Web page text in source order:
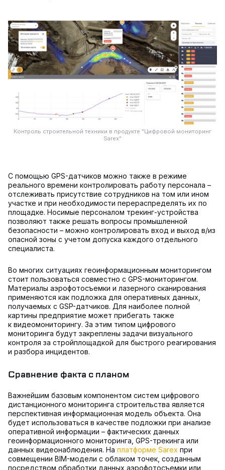
Контроль строительной техники в продукте "Цифровой мониторинг
Sarex"
C помощью GPS-датчиков можно также в режиме
реального времени контролировать работу персонала –
отслеживать присутствие сотрудников на том или ином
участке и при необходимости перераспределять их по
площадке. Носимые персоналом трекинг-устройства
позволяют также решать вопросы промышленной
безопасности – можно контролировать вход и выход в/из
опасной зоны с учетом допуска каждого отдельного
специалиста.
Во многих ситуациях геоинформационным мониторингом
стоит пользоваться совместно с GPS-мониторингом.
Материалы аэрофотосъемки и лазерного сканирования
применяются как подложка для оперативных данных,
получаемых с GSP-датчиков. Для наиболее полной
картины предприятие может прибегать также
к видеомониторингу. За этим типом цифрового
мониторинга будут закреплены задачи визуального
контроля за стройплощадкой для быстрого реагирования
и разбора инцидентов.
Сравнение факта с планом
Важнейшим базовым компонентом систем цифрового
дистанционного мониторинга строительства является
перспективная информационная модель объекта. Она
будет использоваться в качестве подложки при анализе
оперативной информации – фактических данных
геоинформационного мониторинга, GPS-трекинга или
данных видеонаблюдения. На платформе Sarex при
совмещении BIM-модели с облаком точек, созданным
посредством обработки данных аэрофотосъемки или